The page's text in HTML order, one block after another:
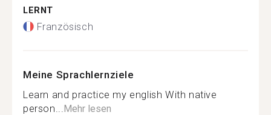
LERNT
Französisch
Meine Sprachlernziele
Learn and practice my english With native
person... Mehr lesen